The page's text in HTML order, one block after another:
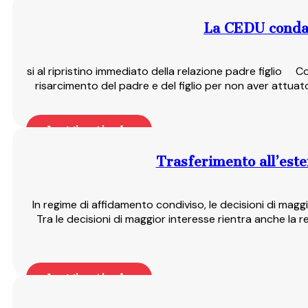
La CEDU
si al ripristino immediato della relazione padre figlio
risarcimento del padre e del figlio per non aver
Leggi articolo
Trasferimento
In regime di affidamento condiviso, le decisioni di
Tra le decisioni di maggior interesse rientra anche la
Leggi articolo